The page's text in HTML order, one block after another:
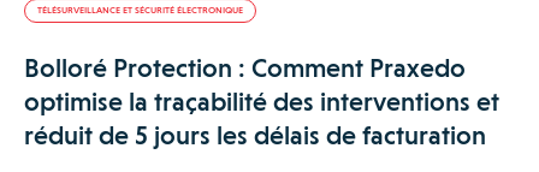
TÉLÉSURVEILLANCE ET SÉCURITÉ ÉLECTRONIQUE
Bolloré Protection : Comment Praxedo
optimise la traçabilité des interventions et
réduit de 5 jours les délais de facturation